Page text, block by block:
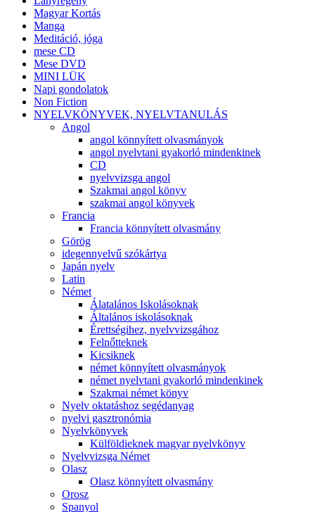
Magyar Kortás
Manga
Meditáció, jóga
mese CD
Mese DVD
MINI LÜK
Napi gondolatok
Non Fiction
NYELVKÖNYVEK, NYELVTANULÁS
Angol
angol könnyített olvasmányok
angol nyelvtani gyakorló mindenkinek
CD
nyelvvizsga angol
Szakmai angol könyv
szakmai angol könyvek
Francia
Francia könnyített olvasmány
Görög
idegennyelvű szókártya
Japán nyelv
Latin
Német
Álatalános Iskolásoknak
Általános iskolásoknak
Érettségihez, nyelvvizsgához
Felnőtteknek
Kicsiknek
német könnyített olvasmányok
német nyelvtani gyakorló mindenkinek
Szakmai német könyv
Nyelv oktatáshoz segédanyag
nyelvi gasztronómia
Nyelvkönyvek
Külföldieknek magyar nyelvkönyv
Nyelvvizsga Német
Olasz
Olasz könnyített olvasmány
Orosz
Spanyol